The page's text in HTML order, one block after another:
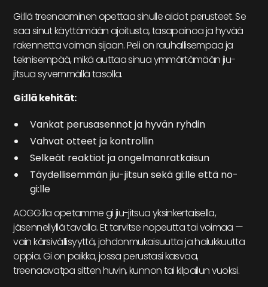
Gi:llä treenaaminen opettaa sinulle aidot perusteet. Se
saa sinut käyttämään ajoitusta, tasapainoa ja hyvää
rakennetta voiman sijaan. Peli on rauhallisempaa ja
teknisempää, mikä auttaa sinua ymmärtämään jiu-
jitsua syvemmällä tasolla.
Gi:llä kehität:
Vankat perusasennot ja hyvän ryhdin
Vahvat otteet ja kontrollin
Selkeät reaktiot ja ongelmanratkaisun
Täydellisemmän jiu-jitsun sekä gi:lle että no-
gi:lle
AOGG:lla opetamme gi jiu-jitsua yksinkertaisella,
jäsennellyllä tavalla. Et tarvitse nopeutta tai voimaa —
vain kärsivällisyyttä, johdonmukaisuutta ja halukkuutta
oppia. Gi on paikka, jossa perustasi kasvaa,
treenaavatpa sitten huvin, kunnon tai kilpailun vuoksi.